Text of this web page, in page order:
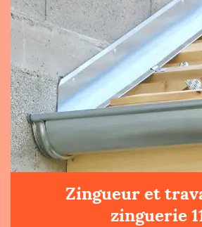
Zingueur et
zinguerie